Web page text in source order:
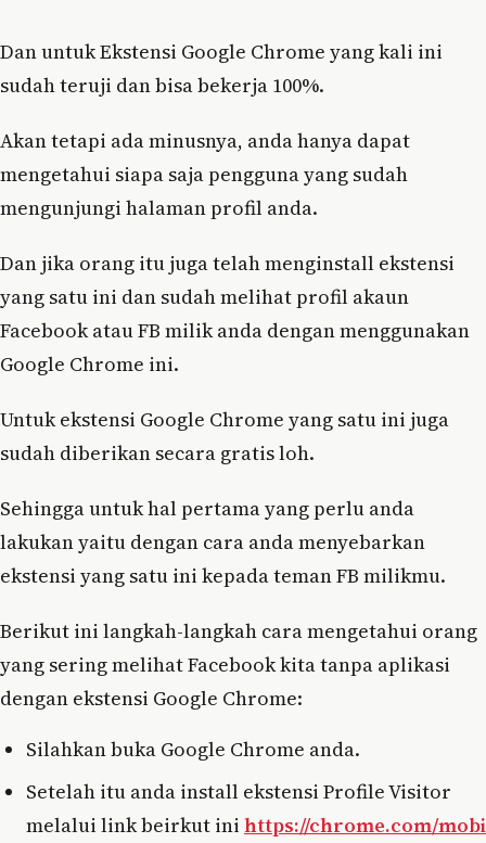
Dan untuk Ekstensi Google Chrome yang kali ini
sudah teruji dan bisa bekerja 100%.
Akan tetapi ada minusnya, anda hanya dapat
mengetahui siapa saja pengguna yang sudah
mengunjungi halaman profil anda.
Dan jika orang itu juga telah menginstall ekstensi
yang satu ini dan sudah melihat profil akaun
Facebook atau FB milik anda dengan menggunakan
Google Chrome ini.
Untuk ekstensi Google Chrome yang satu ini juga
sudah diberikan secara gratis loh.
Sehingga untuk hal pertama yang perlu anda
lakukan yaitu dengan cara anda menyebarkan
ekstensi yang satu ini kepada teman FB milikmu.
Berikut ini langkah-langkah cara mengetahui orang
yang sering melihat Facebook kita tanpa aplikasi
dengan ekstensi Google Chrome:
Silahkan buka Google Chrome anda.
Setelah itu anda install ekstensi Profile Visitor
melalui link beirkut ini https://chrome.com/mobi